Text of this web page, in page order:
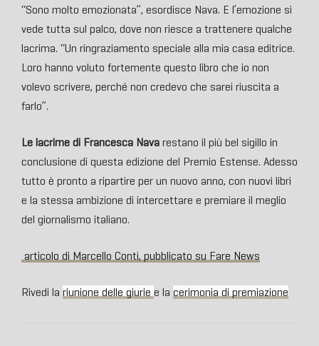
“Sono molto emozionata”, esordisce Nava. E l’emozione si
vede tutta sul palco, dove non riesce a trattenere qualche
lacrima. “Un ringraziamento speciale alla mia casa editrice.
Loro hanno voluto fortemente questo libro che io non
volevo scrivere, perché non credevo che sarei riuscita a
farlo”.
Le lacrime di Francesca Nava restano il più bel sigillo in
conclusione di questa edizione del Premio Estense. Adesso
tutto è pronto a ripartire per un nuovo anno, con nuovi libri
e la stessa ambizione di intercettare e premiare il meglio
del giornalismo italiano.
articolo di Marcello Conti, pubblicato su Fare News
Rivedi la riunione delle giurie e la cerimonia di premiazione